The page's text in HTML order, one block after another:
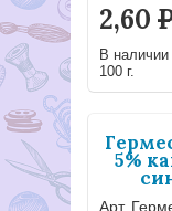
2,60
В наличии
100 г.
5%